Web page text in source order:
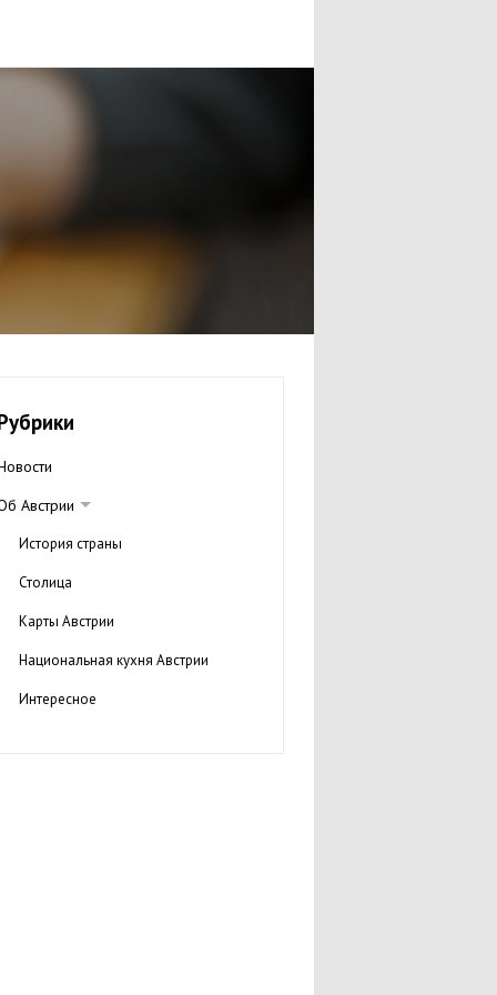
Австрии
История страны
Столица
Карты Австрии
Национальная кухня Австрии
Интересное